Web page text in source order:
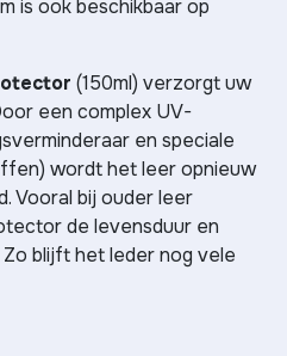
is ook beschikbaar op
(150ml) verzorgt uw
een complex UV-
en speciale
wordt het leer opnieuw
Vooral bij ouder leer
de levensduur en
blijft het leder nog vele